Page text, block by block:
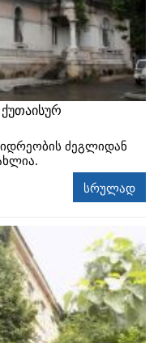
ძეგლიდან
სრულად